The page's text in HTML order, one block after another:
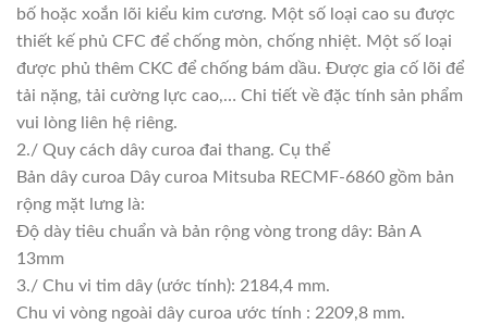
bố hoặc xoắn lõi kiểu kim cương. Một số loại cao su được
thiết kế phủ CFC để chống mòn, chống nhiệt. Một số loại
được phủ thêm CKC để chống bám dầu. Được gia cố lõi để
tải nặng, tải cường lực cao,… Chi tiết về đặc tính sản phẩm
vui lòng liên hệ riêng.
2./ Quy cách dây curoa đai thang. Cụ thể
Bản dây curoa Dây curoa Mitsuba RECMF-6860 gồm bản
rộng mặt lưng là:
Độ dày tiêu chuẩn và bản rộng vòng trong dây: Bản A
13mm
3./ Chu vi tim dây (ước tính): 2184,4 mm.
Chu vi vòng ngoài dây curoa ước tính : 2209,8 mm.